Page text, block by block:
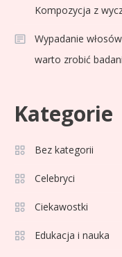
Kompozycja z
Wypadanie
warto zrobić
Kategorie
Bez kategorii
Celebryci
Ciekawostki
Edukacja i nauka
3
Adam